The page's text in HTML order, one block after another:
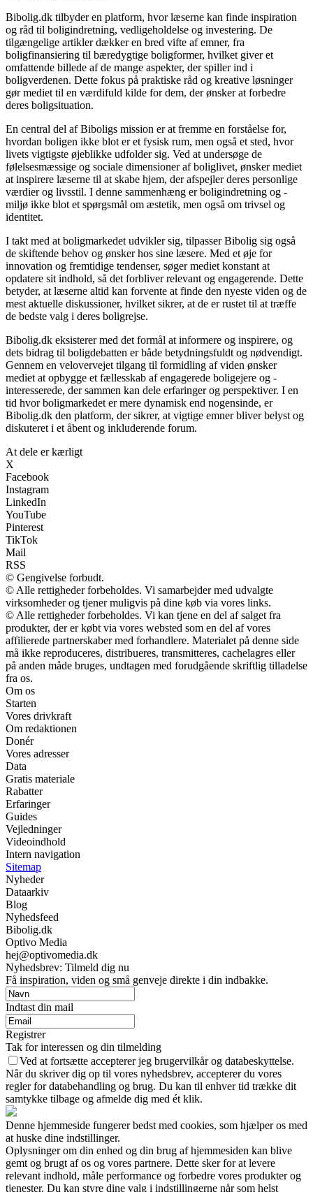
Bibolig.dk tilbyder en platform, hvor læserne kan finde inspiration
og råd til boligindretning, vedligeholdelse og investering. De
tilgængelige artikler dækker en bred vifte af emner, fra
boligfinansiering til bæredygtige boligformer, hvilket giver et
omfattende billede af de mange aspekter, der spiller ind i
boligverdenen. Dette fokus på praktiske råd og kreative løsninger
gør mediet til en værdifuld kilde for dem, der ønsker at forbedre
deres boligsituation.
En central del af Biboligs mission er at fremme en forståelse for,
hvordan boligen ikke blot er et fysisk rum, men også et sted, hvor
livets vigtigste øjeblikke udfolder sig. Ved at undersøge de
følelsesmæssige og sociale dimensioner af boliglivet, ønsker mediet
at inspirere læserne til at skabe hjem, der afspejler deres personlige
værdier og livsstil. I denne sammenhæng er boligindretning og -
miljø ikke blot et spørgsmål om æstetik, men også om trivsel og
identitet.
I takt med at boligmarkedet udvikler sig, tilpasser Bibolig sig også
de skiftende behov og ønsker hos sine læsere. Med et øje for
innovation og fremtidige tendenser, søger mediet konstant at
opdatere sit indhold, så det forbliver relevant og engagerende. Dette
betyder, at læserne altid kan forvente at finde den nyeste viden og de
mest aktuelle diskussioner, hvilket sikrer, at de er rustet til at træffe
de bedste valg i deres boligrejse.
Bibolig.dk eksisterer med det formål at informere og inspirere, og
dets bidrag til boligdebatten er både betydningsfuldt og nødvendigt.
Gennem en velovervejet tilgang til formidling af viden ønsker
mediet at opbygge et fællesskab af engagerede boligejere og -
interesserede, der sammen kan dele erfaringer og perspektiver. I en
tid hvor boligmarkedet er mere dynamisk end nogensinde, er
Bibolig.dk den platform, der sikrer, at vigtige emner bliver belyst og
diskuteret i et åbent og inkluderende forum.
At dele er kærligt
X
Facebook
Instagram
LinkedIn
YouTube
Pinterest
TikTok
Mail
RSS
© Gengivelse forbudt.
© Alle rettigheder forbeholdes. Vi samarbejder med udvalgte
virksomheder og tjener muligvis på dine køb via vores links.
© Alle rettigheder forbeholdes. Vi kan tjene en del af salget fra
produkter, der er købt via vores websted som en del af vores
affilierede partnerskaber med forhandlere. Materialet på denne side
må ikke reproduceres, distribueres, transmitteres, cachelagres eller
på anden måde bruges, undtagen med forudgående skriftlig tilladelse
fra os.
Om os
Starten
Vores drivkraft
Om redaktionen
Donér
Vores adresser
Data
Gratis materiale
Rabatter
Erfaringer
Guides
Vejledninger
Videoindhold
Intern navigation
Sitemap
Nyheder
Dataarkiv
Blog
Nyhedsfeed
Bibolig.dk
Optivo Media
hej@optivomedia.dk
Nyhedsbrev: Tilmeld dig nu
Få inspiration, viden og små genveje direkte i din indbakke.
Indtast din mail
Registrer
Tak for interessen og din tilmelding
Ved at fortsætte accepterer jeg brugervilkår og databeskyttelse.
Når du skriver dig op til vores nyhedsbrev, accepterer du vores
regler for databehandling og brug. Du kan til enhver tid trække dit
samtykke tilbage og afmelde dig med ét klik.
Denne hjemmeside fungerer bedst med cookies, som hjælper os med
at huske dine indstillinger.
Oplysninger om din enhed og din brug af hjemmesiden kan blive
gemt og brugt af os og vores partnere. Dette sker for at levere
relevant indhold, måle performance og forbedre vores produkter og
tjenester. Du kan styre dine valg i indstillingerne når som helst